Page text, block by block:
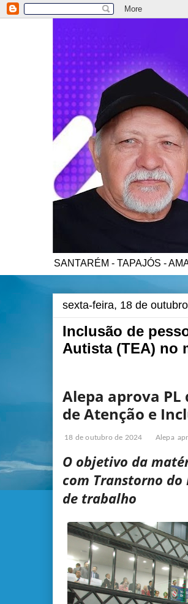
SANTARÉM - TAPAJÓS -
sexta-feira, 18 de
Inclusão de
Autista (TEA) no
Alepa aprova
de Atenção e
18 de outubro de 2024 Alepa
O objetivo da
com Transtorno do
de trabalho